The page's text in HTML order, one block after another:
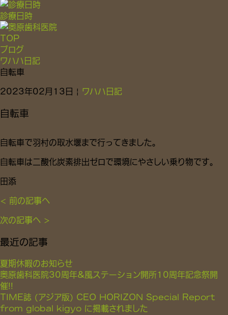
診療日時
TOP
ブログ
ワハハ日記
自転車
2023年02月13日 | ワハハ日記
自転車
自転車で羽村の取水堰まで行ってきました。
自転車は二酸化炭素排出ゼロで環境にやさしい乗り物です。
田添
< 前の記事へ
次の記事へ >
最近の記事
夏期休暇のお知らせ
奥原歯科医院30周年&風ステーション開所10周年記念祭開
催!!
TIME誌 (アジア版) CEO HORIZON Special Report
from global kigyo に掲載されました